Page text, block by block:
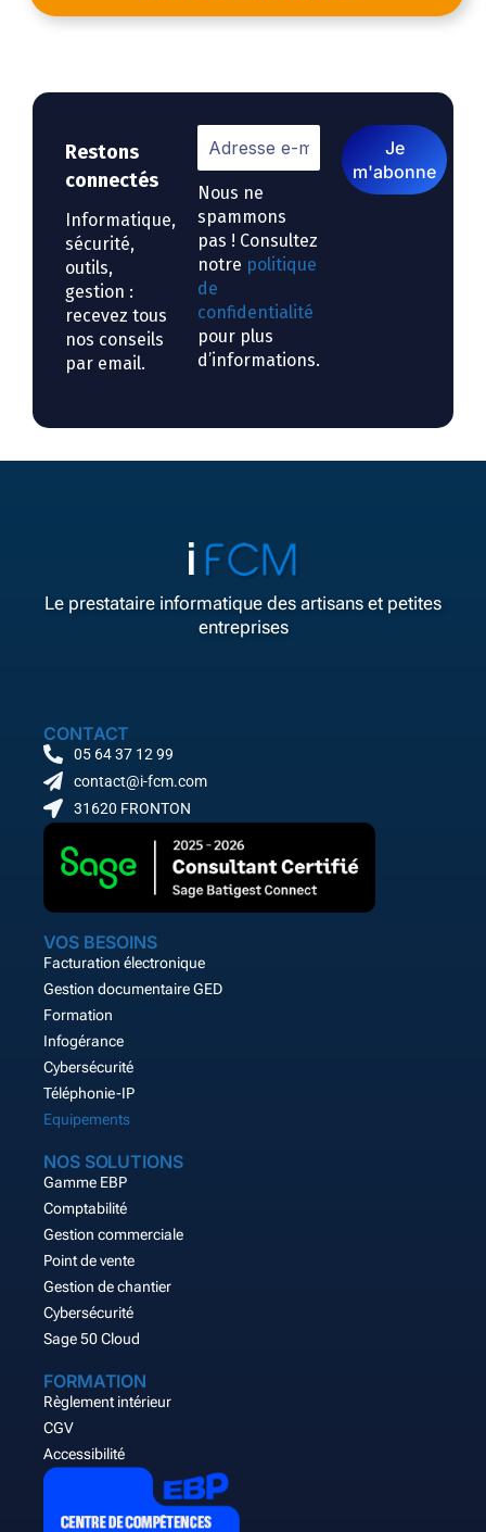
Restons
connectés
Informatique,
sécurité,
outils,
gestion :
recevez tous
nos conseils
par email.
Nous ne
spammons
pas ! Consultez
notre politique
de
confidentialité
pour plus
d’informations.
Le prestataire informatique des artisans et petites
entreprises
CONTACT
05 64 37 12 99
contact@i-fcm.com
31620 FRONTON
VOS BESOINS
Facturation électronique
Gestion documentaire GED
Formation
Infogérance
Cybersécurité
Téléphonie-IP
Equipements
NOS SOLUTIONS
Gamme EBP
Comptabilité
Gestion commerciale
Point de vente
Gestion de chantier
Cybersécurité
Sage 50 Cloud
FORMATION
Règlement intérieur
CGV
Accessibilité